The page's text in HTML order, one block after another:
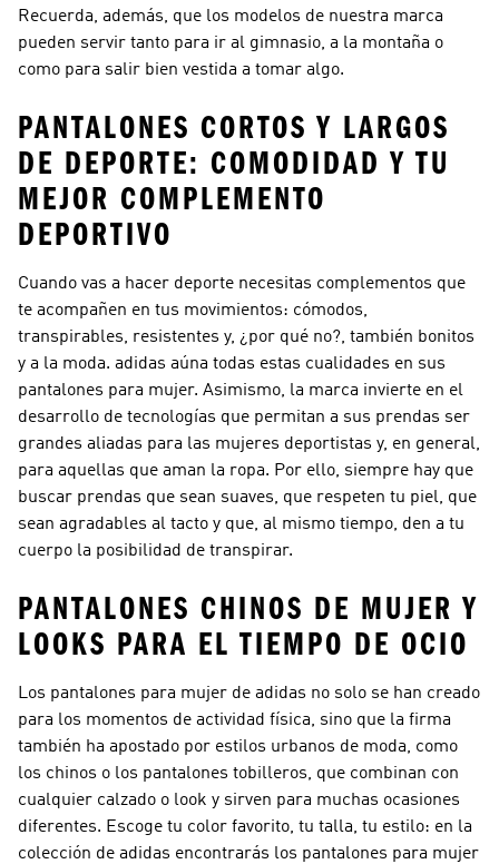
Recuerda, además, que los modelos de nuestra marca
pueden servir tanto para ir al gimnasio, a la montaña o
como para salir bien vestida a tomar algo.
PANTALONES CORTOS Y LARGOS
DE DEPORTE: COMODIDAD Y TU
MEJOR COMPLEMENTO
DEPORTIVO
Cuando vas a hacer deporte necesitas complementos que
te acompañen en tus movimientos: cómodos,
transpirables, resistentes y, ¿por qué no?, también bonitos
y a la moda. adidas aúna todas estas cualidades en sus
pantalones para mujer. Asimismo, la marca invierte en el
desarrollo de tecnologías que permitan a sus prendas ser
grandes aliadas para las mujeres deportistas y, en general,
para aquellas que aman la ropa. Por ello, siempre hay que
buscar prendas que sean suaves, que respeten tu piel, que
sean agradables al tacto y que, al mismo tiempo, den a tu
cuerpo la posibilidad de transpirar.
PANTALONES CHINOS DE MUJER Y
LOOKS PARA EL TIEMPO DE OCIO
Los pantalones para mujer de adidas no solo se han creado
para los momentos de actividad física, sino que la firma
también ha apostado por estilos urbanos de moda, como
los chinos o los pantalones tobilleros, que combinan con
cualquier calzado o look y sirven para muchas ocasiones
diferentes. Escoge tu color favorito, tu talla, tu estilo: en la
colección de adidas encontrarás los pantalones para mujer